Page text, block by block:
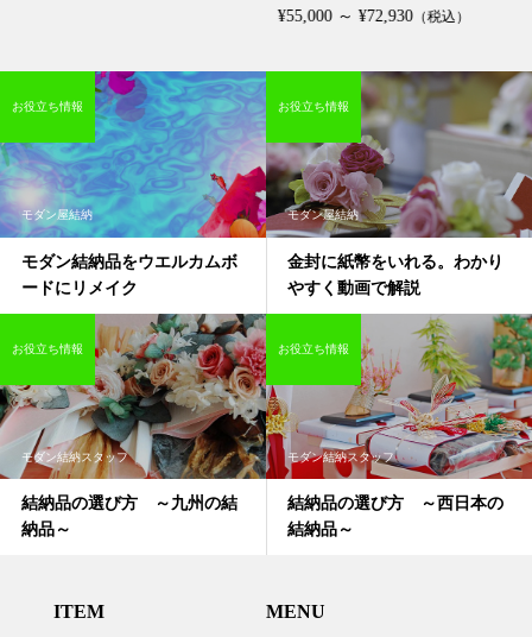
¥55,000 ～ ¥72,930（税込）
モダン屋結納
モダン結納品をウエルカムボ
ードにリメイク
お役立ち情報
モダン屋結納
金封に紙幣をいれる。わかり
やすく動画で解説
お役立ち情報
モダン結納スタッフ
結納品の選び方 ～九州の結
納品～
お役立ち情報
モダン結納スタッフ
結納品の選び方 ～西日本の
結納品～
お役立ち情報
ITEM MENU